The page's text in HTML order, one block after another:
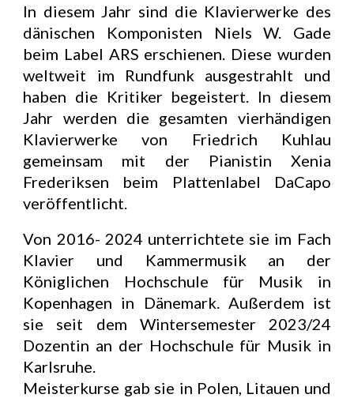
In diesem Jahr sind die Klavierwerke des
dänischen Komponisten Niels W. Gade
beim Label ARS erschienen. Diese wurden
weltweit im Rundfunk ausgestrahlt und
haben die Kritiker begeistert. In diesem
Jahr werden die gesamten vierhändigen
Klavierwerke von Friedrich Kuhlau
gemeinsam mit der Pianistin Xenia
Frederiksen beim Plattenlabel DaCapo
veröffentlicht.
Von 2016- 2024 unterrichtete sie im Fach
Klavier und Kammermusik an der
Königlichen Hochschule für Musik in
Kopenhagen in Dänemark. Außerdem ist
sie seit dem Wintersemester 2023/24
Dozentin an der Hochschule für Musik in
Karlsruhe.
Meisterkurse gab sie in Polen, Litauen und